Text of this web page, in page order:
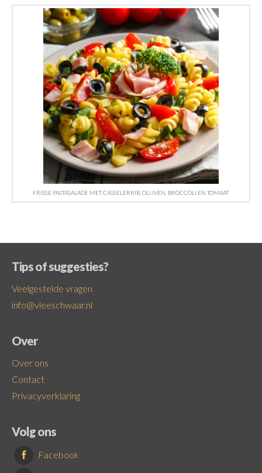
FRISSE PASTASALADE MET CASSELERRIB, OLIJVEN, BROCCOLI EN TOMAAT
Tips of suggesties?
Veelgestelde vragen
info@vleeschwaar.nl
Over
Over ons
Contact
Privacyverklaring
Volg ons
Facebook